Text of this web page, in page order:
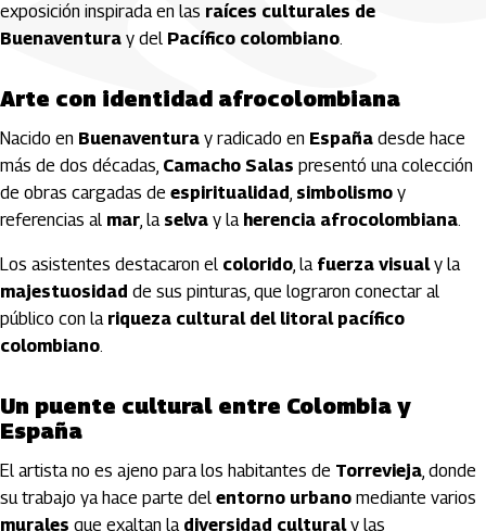
exposición inspirada en las raíces culturales de
Buenaventura y del Pacífico colombiano.
Arte con identidad afrocolombiana
Nacido en Buenaventura y radicado en España desde hace
más de dos décadas, Camacho Salas presentó una colección
de obras cargadas de espiritualidad, simbolismo y
referencias al mar, la selva y la herencia afrocolombiana.
Los asistentes destacaron el colorido, la fuerza visualy la
majestuosidad de sus pinturas, que lograron conectar al
público con la riqueza cultural del litoral pacífico
colombiano.
Un puente cultural entre Colombia y
España
El artista no es ajeno para los habitantes de Torrevieja, donde
su trabajo ya hace parte del entorno urbano mediante varios
murales que exaltan la diversidad culturaly las